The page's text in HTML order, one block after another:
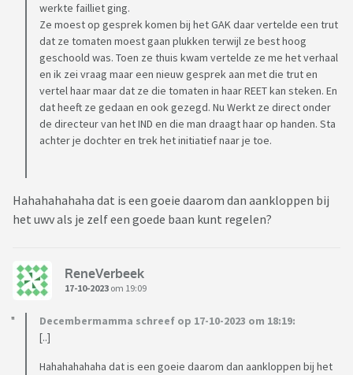
werkte failliet ging.
Ze moest op gesprek komen bij het GAK daar vertelde een trut
dat ze tomaten moest gaan plukken terwijl ze best hoog
geschoold was. Toen ze thuis kwam vertelde ze me het verhaal
en ik zei vraag maar een nieuw gesprek aan met die trut en
vertel haar maar dat ze die tomaten in haar REET kan steken. En
dat heeft ze gedaan en ook gezegd. Nu Werkt ze direct onder
de directeur van het IND en die man draagt haar op handen. Sta
achter je dochter en trek het initiatief naar je toe.
Hahahahahaha dat is een goeie daarom dan aankloppen bij
het uwv als je zelf een goede baan kunt regelen?
ReneVerbeek
17-10-2023 om 19:09
Decembermamma schreef op 17-10-2023 om 18:19:
[..]
Hahahahahaha dat is een goeie daarom dan aankloppen bij het